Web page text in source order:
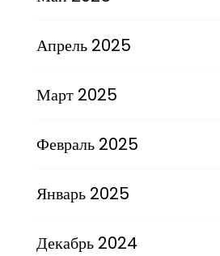
Апрель 2025
Март 2025
Февраль 2025
Январь 2025
Декабрь 2024